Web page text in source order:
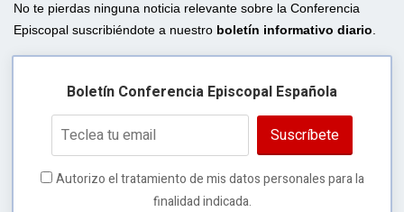
No te pierdas ninguna noticia relevante sobre la Conferencia
Episcopal suscribiéndote a nuestro boletín informativo diario
Boletín Conferencia Episcopal Española
Suscríbete
Autorizo el tratamiento de mis datos personales para la
finalidad indicada.